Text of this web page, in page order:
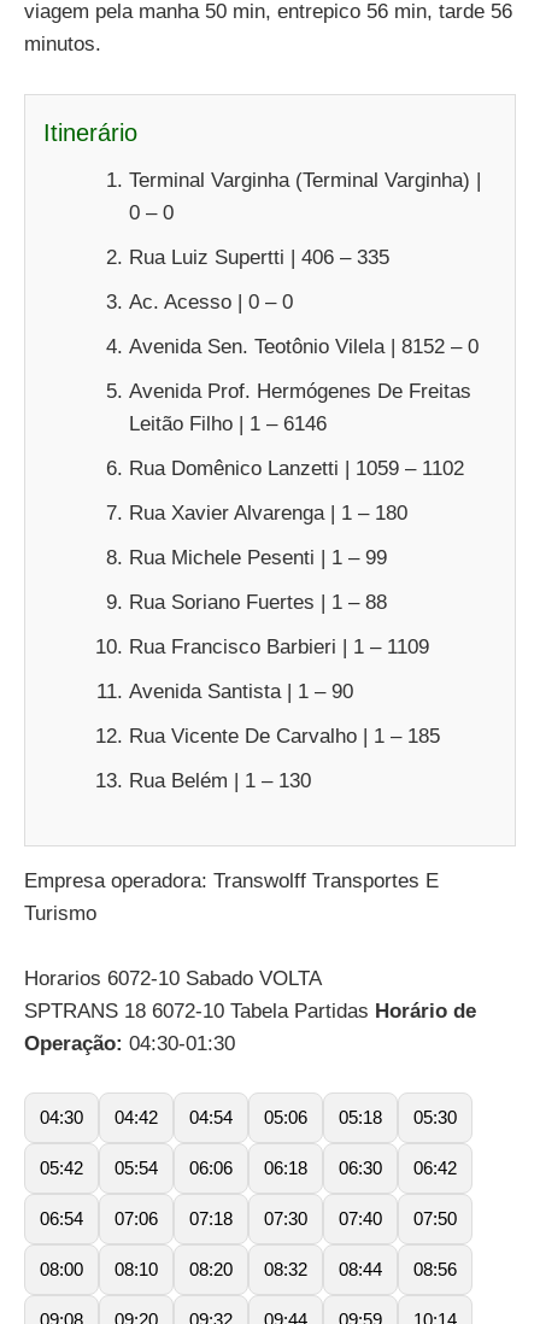
viagem pela manha 50 min, entrepico 56 min, tarde 56
minutos.
Itinerário
Terminal Varginha (Terminal Varginha) |
0 – 0
Rua Luiz Supertti | 406 – 335
Ac. Acesso | 0 – 0
Avenida Sen. Teotônio Vilela | 8152 – 0
Avenida Prof. Hermógenes De Freitas
Leitão Filho | 1 – 6146
Rua Domênico Lanzetti | 1059 – 1102
Rua Xavier Alvarenga | 1 – 180
Rua Michele Pesenti | 1 – 99
Rua Soriano Fuertes | 1 – 88
Rua Francisco Barbieri | 1 – 1109
Avenida Santista | 1 – 90
Rua Vicente De Carvalho | 1 – 185
Rua Belém | 1 – 130
Empresa operadora: Transwolff Transportes E
Turismo
Horarios 6072-10 Sabado VOLTA
SPTRANS 18 6072-10 Tabela Partidas Horário de
Operação: 04:30-01:30
04:30 04:42 04:54 05:06 05:18 05:30
05:42 05:54 06:06 06:18 06:30 06:42
06:54 07:06 07:18 07:30 07:40 07:50
08:00 08:10 08:20 08:32 08:44 08:56